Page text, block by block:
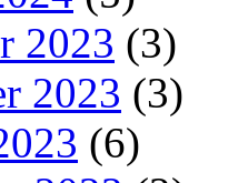
2023 (3)
2023 (3)
(6)